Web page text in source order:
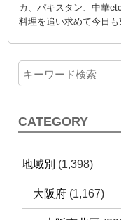
カ、パキスタン、中華
料理を追い求めて今日
CATEGORY
地域別 (1,398)
大阪府 (1,167)